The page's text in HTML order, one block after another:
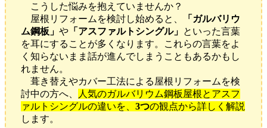
こうした悩みを抱えていませんか？
屋根リフォームを検討し始めると、
「ガルバリウ
ム鋼板」 や 「アスファルトシングル」 といった言葉
を耳にすることが多くなります。これらの言葉をよ
く知らないまま話が進んでしまうこともあるかもし
れません。
葺き替えやカバー工法による屋根リフォームを検
討中の方へ、
人気のガルバリウム鋼板屋根とアスフ
ァルトシングルの違いを、 3つの観点から詳しく解説
します。